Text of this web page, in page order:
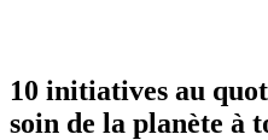
10 initiatives au
soin de la planète à